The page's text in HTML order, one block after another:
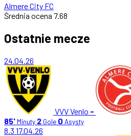
Almere City FC
Średnia ocena 7.68
Ostatnie mecze
24.04.26
VVV Venlo -
85' Minuty 2 Gole 0 Asysty
8.3 17.04.26